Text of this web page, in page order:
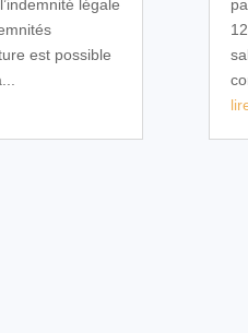
légale
est possible